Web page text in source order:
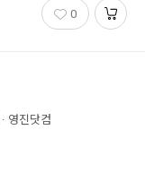
0
영진닷컴